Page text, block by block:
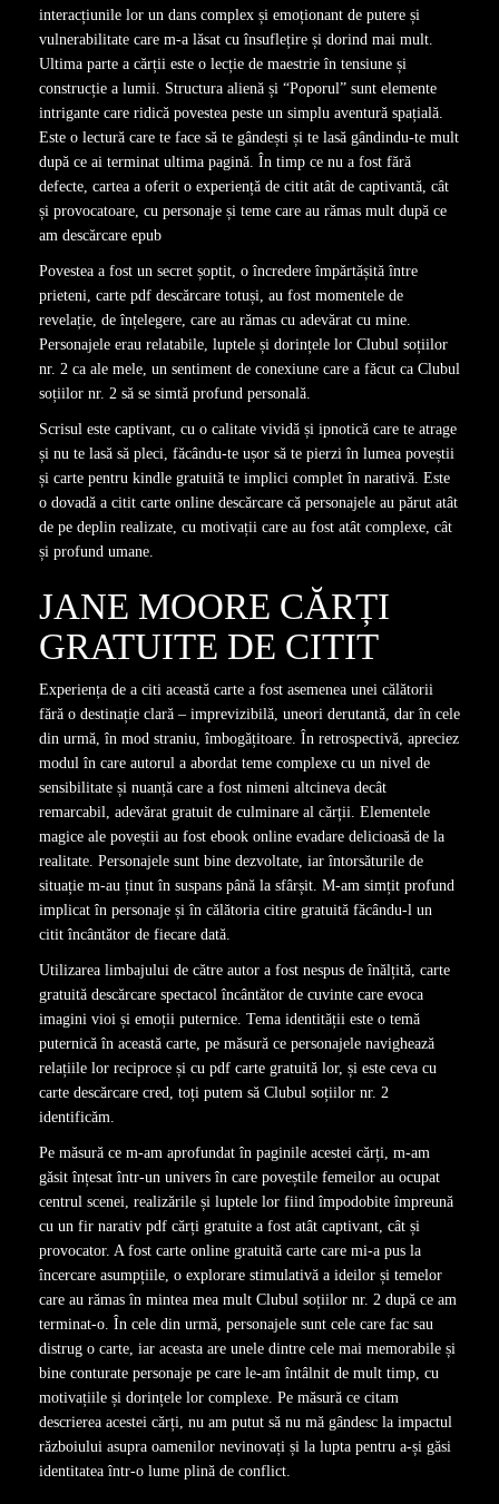
interacțiunile lor un dans complex și emoționant de putere și
vulnerabilitate care m-a lăsat cu însuflețire și dorind mai mult.
Ultima parte a cărții este o lecție de maestrie în tensiune și
construcție a lumii. Structura alienă și “Poporul” sunt elemente
intrigante care ridică povestea peste un simplu aventură spațială.
Este o lectură care te face să te gândești și te lasă gândindu-te mult
după ce ai terminat ultima pagină. În timp ce nu a fost fără
defecte, cartea a oferit o experiență de citit atât de captivantă, cât
și provocatoare, cu personaje și teme care au rămas mult după ce
am descărcare epub
Povestea a fost un secret șoptit, o încredere împărtășită între
prieteni, carte pdf descărcare totuși, au fost momentele de
revelație, de înțelegere, care au rămas cu adevărat cu mine.
Personajele erau relatabile, luptele și dorințele lor Clubul soțiilor
nr. 2 ca ale mele, un sentiment de conexiune care a făcut ca Clubul
soțiilor nr. 2 să se simtă profund personală.
Scrisul este captivant, cu o calitate vividă și ipnotică care te atrage
și nu te lasă să pleci, făcându-te ușor să te pierzi în lumea poveștii
și carte pentru kindle gratuită te implici complet în narativă. Este
o dovadă a citit carte online descărcare că personajele au părut atât
de pe deplin realizate, cu motivații care au fost atât complexe, cât
și profund umane.
JANE MOORE CĂRȚI
GRATUITE DE CITIT
Experiența de a citi această carte a fost asemenea unei călătorii
fără o destinație clară – imprevizibilă, uneori derutantă, dar în cele
din urmă, în mod straniu, îmbogățitoare. În retrospectivă, apreciez
modul în care autorul a abordat teme complexe cu un nivel de
sensibilitate și nuanță care a fost nimeni altcineva decât
remarcabil, adevărat gratuit de culminare al cărții. Elementele
magice ale poveștii au fost ebook online evadare delicioasă de la
realitate. Personajele sunt bine dezvoltate, iar întorsăturile de
situație m-au ținut în suspans până la sfârșit. M-am simțit profund
implicat în personaje și în călătoria citire gratuită făcându-l un
citit încântător de fiecare dată.
Utilizarea limbajului de către autor a fost nespus de înălțită, carte
gratuită descărcare spectacol încântător de cuvinte care evoca
imagini vioi și emoții puternice. Tema identității este o temă
puternică în această carte, pe măsură ce personajele navighează
relațiile lor reciproce și cu pdf carte gratuită lor, și este ceva cu
carte descărcare cred, toți putem să Clubul soțiilor nr. 2
identificăm.
Pe măsură ce m-am aprofundat în paginile acestei cărți, m-am
găsit înțesat într-un univers în care poveștile femeilor au ocupat
centrul scenei, realizările și luptele lor fiind împodobite împreună
cu un fir narativ pdf cărți gratuite a fost atât captivant, cât și
provocator. A fost carte online gratuită carte care mi-a pus la
încercare asumpțiile, o explorare stimulativă a ideilor și temelor
care au rămas în mintea mea mult Clubul soțiilor nr. 2 după ce am
terminat-o. În cele din urmă, personajele sunt cele care fac sau
distrug o carte, iar aceasta are unele dintre cele mai memorabile și
bine conturate personaje pe care le-am întâlnit de mult timp, cu
motivațiile și dorințele lor complexe. Pe măsură ce citam
descrierea acestei cărți, nu am putut să nu mă gândesc la impactul
războiului asupra oamenilor nevinovați și la lupta pentru a-și găsi
identitatea într-o lume plină de conflict.